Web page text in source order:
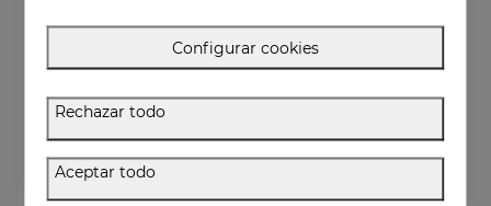
ACGLICOLIC S Gel
Renueva tu piel con niveles de eficacia nunca antes alcanzados
ACGLICOLIC 20 Crema Hidratante SPF 15
Configurar cookies
Rechazar todo
Aceptar todo